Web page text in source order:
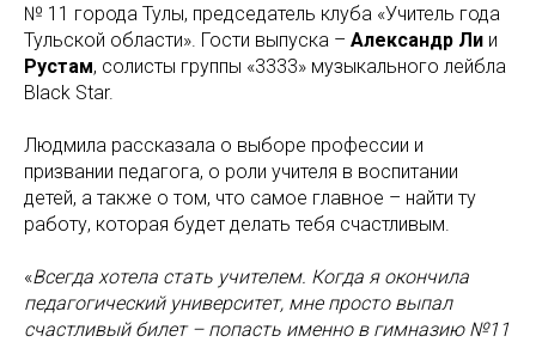
№ 11 города Тулы, председатель клуба «Учитель года
Тульской области». Гости выпуска – Александр Ли и
Рустам, солисты группы «3333» музыкального лейбла
Black Star.
Людмила рассказала о выборе профессии и
призвании педагога, о роли учителя в воспитании
детей, а также о том, что самое главное – найти ту
работу, которая будет делать тебя счастливым.
«Всегда хотела стать учителем. Когда я окончила
педагогический университет, мне просто выпал
счастливый билет – попасть именно в гимназию №11